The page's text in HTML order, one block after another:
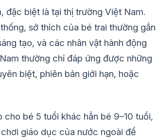
đặc biệt là tại thị trường Việt Nam.
sở thích của bé trai thường gắn
tạo, và các nhân vật hành động
thường chỉ đáp ứng được những
biệt, phiên bản giới hạn, hoặc
bé 5 tuổi khác hẳn bé 9–10 tuổi,
giáo dục của nước ngoài để